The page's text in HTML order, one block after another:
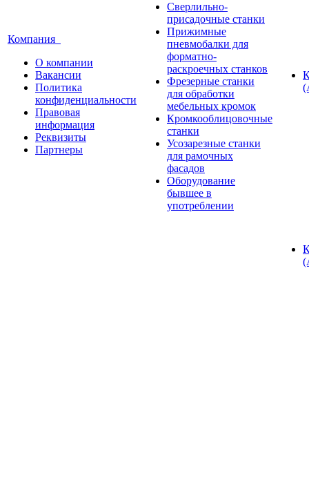
Компания
О компании
Вакансии
Политика
конфиденциальности
Правовая
информация
Реквизиты
Партнеры
Сверлильно-
присадочные станки
Прижимные
пневмобалки для
форматно-
раскроечных станков
Фрезерные станки
для обработки
мебельных кромок
Кромкооблицовочные
станки
Усозарезные станки
для рамочных
фасадов
Оборудование
бывшее в
употреблении